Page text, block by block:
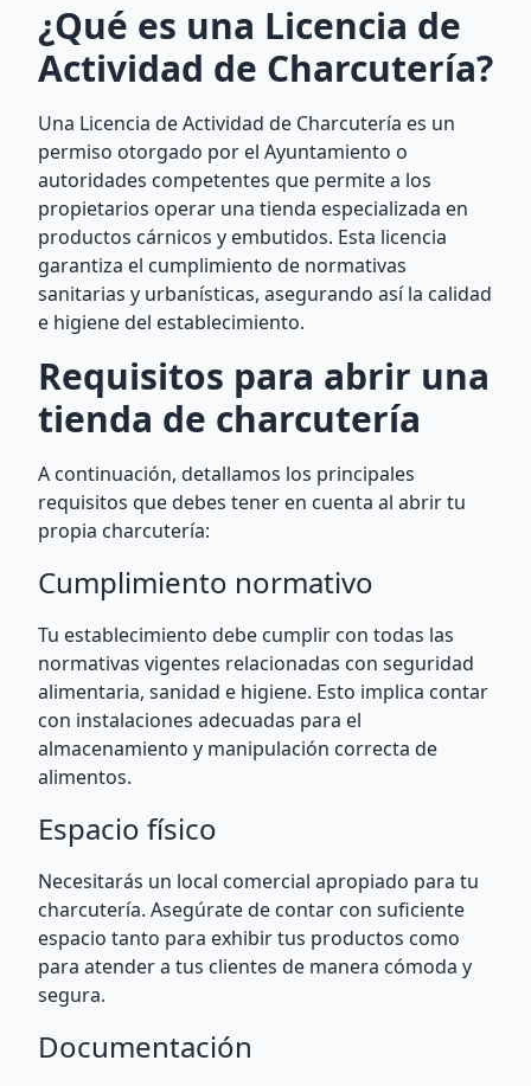
¿Qué es una Licencia de
Actividad de Charcutería?
Una Licencia de Actividad de Charcutería es un
permiso otorgado por el Ayuntamiento o
autoridades competentes que permite a los
propietarios operar una tienda especializada en
productos cárnicos y embutidos. Esta licencia
garantiza el cumplimiento de normativas
sanitarias y urbanísticas, asegurando así la calidad
e higiene del establecimiento.
Requisitos para abrir una
tienda de charcutería
A continuación, detallamos los principales
requisitos que debes tener en cuenta al abrir tu
propia charcutería:
Cumplimiento normativo
Tu establecimiento debe cumplir con todas las
normativas vigentes relacionadas con seguridad
alimentaria, sanidad e higiene. Esto implica contar
con instalaciones adecuadas para el
almacenamiento y manipulación correcta de
alimentos.
Espacio físico
Necesitarás un local comercial apropiado para tu
charcutería. Asegúrate de contar con suficiente
espacio tanto para exhibir tus productos como
para atender a tus clientes de manera cómoda y
segura.
Documentación